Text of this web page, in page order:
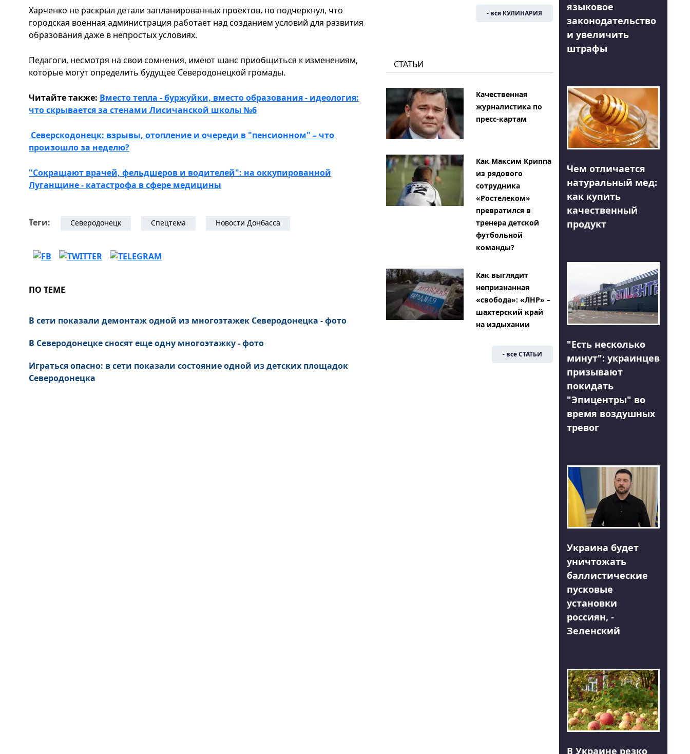
Харченко не раскрыл детали запланированных проектов, но подчеркнул, что
городская военная администрация работает над созданием условий для развития
образования даже в непростых условиях.
Педагоги, несмотря на свои сомнения, имеют шанс приобщиться к изменениям,
которые могут определить будущее Северодонецкой громады.
Читайте также: Вместо тепла - буржуйки, вместо образования - идеология:
что скрывается за стенами Лисичанской школы №6
Северскодонецк: взрывы, отопление и очереди в "пенсионном" – что
произошло за неделю?
"Сокращают врачей, фельдшеров и водителей": на оккупированной
Луганщине - катастрофа в сфере медицины
Теги: Северодонецк Спецтема Новости Донбасса
ПО ТЕМЕ
В сети показали демонтаж одной из многоэтажек Северодонецка - фото
В Северодонецке сносят еще одну многоэтажку - фото
Играться опасно: в сети показали состояние одной из детских площадок
Северодонецка
- вся КУЛИНАРИЯ
СТАТЬИ
Качественная
журналистика по
пресс-картам
Как Максим Криппа
из рядового
сотрудника
«Ростелеком»
превратился в
тренера детской
футбольной
команды?
Как выглядит
непризнанная
«свобода»: «ЛНР» –
шахтерский край
на издыхании
- все СТАТЬИ
языковое
законодательство
и увеличить
штрафы
Чем отличается
натуральный мед:
как купить
качественный
продукт
"Есть несколько
минут": украинцев
призывают
покидать
"Эпицентры" во
время воздушных
тревог
Украина будет
уничтожать
баллистические
пусковые
установки
россиян, -
Зеленский
В Украине резко